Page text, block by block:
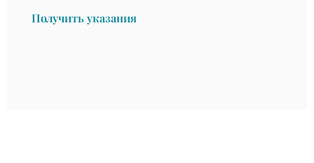
Получить указания